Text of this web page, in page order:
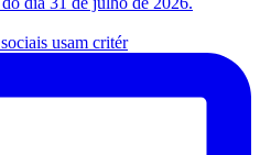
usam critér